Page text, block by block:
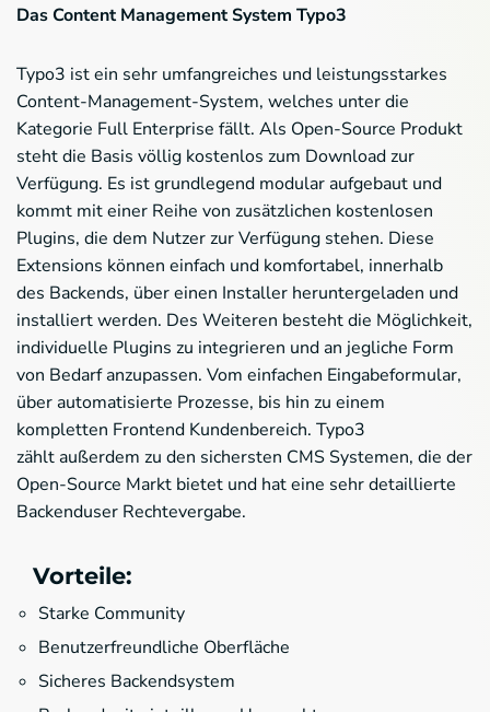
Das Content Management System Typo3
Typo3 ist ein sehr umfangreiches und leistungsstarkes
Content-Management-System, welches unter die
Kategorie Full Enterprise fällt. Als Open-Source Produkt
steht die Basis völlig kostenlos zum Download zur
Verfügung. Es ist grundlegend modular aufgebaut und
kommt mit einer Reihe von zusätzlichen kostenlosen
Plugins, die dem Nutzer zur Verfügung stehen. Diese
Extensions können einfach und komfortabel, innerhalb
des Backends, über einen Installer heruntergeladen und
installiert werden. Des Weiteren besteht die Möglichkeit,
individuelle Plugins zu integrieren und an jegliche Form
von Bedarf anzupassen. Vom einfachen Eingabeformular,
über automatisierte Prozesse, bis hin zu einem
kompletten Frontend Kundenbereich. Typo3
zählt außerdem zu den sichersten CMS Systemen, die der
Open-Source Markt bietet und hat eine sehr detaillierte
Backenduser Rechtevergabe.
Vorteile:
Starke Community
Benutzerfreundliche Oberfläche
Sicheres Backendsystem